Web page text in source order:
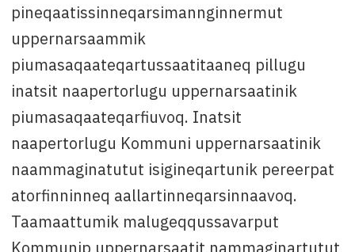
pineqaatissinneqarsimannginnermut
uppernarsaammik
piumasaqaateqartussaatitaaneq pillugu
inatsit naapertorlugu uppernarsaatinik
piumasaqaateqarfiuvoq. Inatsit
naapertorlugu Kommuni uppernarsaatinik
naammaginatutut isigineqartunik pereerpat
atorfinninneq aallartinneqarsinnaavoq.
Taamaattumik malugeqqussavarput
Kommunip uppernarsaatit nammaginartutut